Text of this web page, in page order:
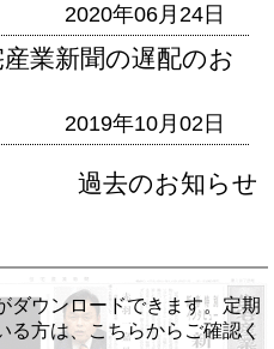
2020年06月24日
業新聞の遅配のお
2019年10月02日
過去のお知らせ
ダウンロードできます。定期
る方は、こちらからご確認く